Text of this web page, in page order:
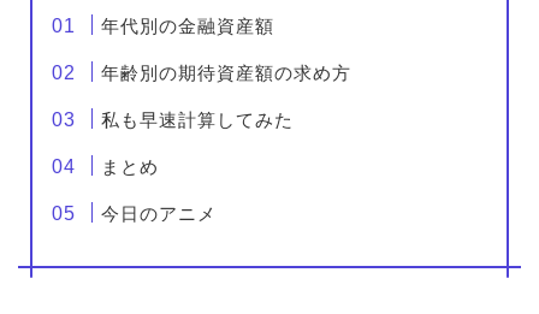
年代別の金融資産額
年齢別の期待資産額の求め方
私も早速計算してみた
まとめ
今日のアニメ